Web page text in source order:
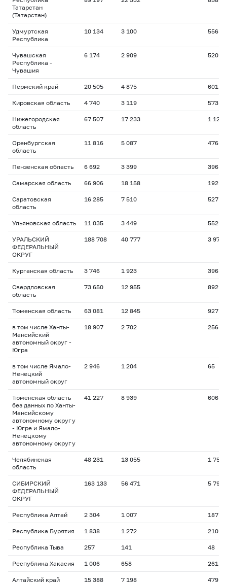
Татарстан
(Татарстан)
Удмуртская
Республика
10 134 3 100 556
Чувашская
Республика -
Чувашия
6 174 2 909 520
Пермский край 20 505 4 875 601
Кировская область 4 740 3 119 573
Нижегородская
область
67 507 17 233 1 122
Оренбургская
область
11 816 5 087 476
Пензенская область 6 692 3 399 396
Самарская область 66 906 18 158 192
Саратовская
область
16 285 7 510 527
Ульяновская область 11 035 3 449 552
УРАЛЬСКИЙ
ФЕДЕРАЛЬНЫЙ
ОКРУГ
188 708 40 777 3 970
Курганская область 3 746 1 923 396
Свердловская
область
73 650 12 955 892
Тюменская область 63 081 12 845 927
в том числе Ханты-
Мансийский
автономный округ -
Югра
18 907 2 702 256
в том числе Ямало-
Ненецкий
автономный округ
2 946 1 204 65
Тюменская область
без данных по Ханты-
Мансийскому
автономному округу
- Югре и Ямало-
Ненецкому
автономному округу
41 227 8 939 606
Челябинская
область
48 231 13 055 1 755
СИБИРСКИЙ
ФЕДЕРАЛЬНЫЙ
ОКРУГ
163 133 56 471 5 798
Республика Алтай 2 304 1 007 187
Республика Бурятия 1 838 1 272 210
Республика Тыва 257 141 48
Республика Хакасия 1 006 658 261
Алтайский край 15 388 7 198 479